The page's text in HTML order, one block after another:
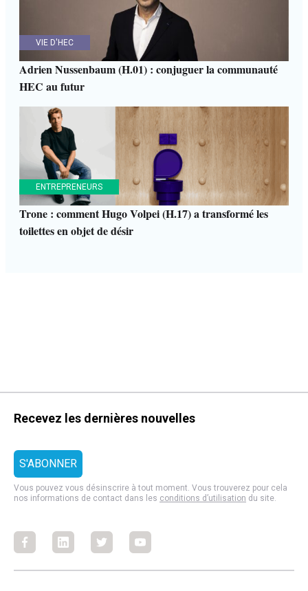
VIE D'HEC
Adrien Nussenbaum (H.01) : conjuguer la communauté
HEC au futur
ENTREPRENEURS
Trone : comment Hugo Volpei (H.17) a transformé les
toilettes en objet de désir
Recevez les dernières nouvelles
Vous pouvez vous désinscrire à tout moment. Vous trouverez pour cela
nos informations de contact dans les conditions d’utilisation du site.
FacebookFacebookFacebookFacebook